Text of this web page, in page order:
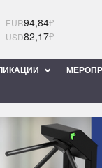
EUR94,84₽
USD82,17₽